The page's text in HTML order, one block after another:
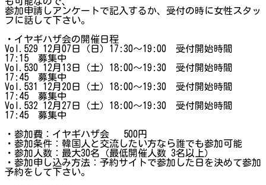
参加申請しアンケートで記入するか、受付の時に女性スタッ
フに話して下さい。
・イヤギハザ会の開催日程
Vol.529 12月07日（日）17:30～19:00 受付開始時間
17:15 募集中
Vol.530 12月13日（土）18:00～19:30 受付開始時間
17:45 募集中
Vol.531 12月20日（土）18:00～19:30 受付開始時間
17:45 募集中
Vol.532 12月27日（土）18:00～19:30 受付開始時間
17:45 募集中
・参加費：イヤギハザ会 500円
・参加条件：韓国人と交流したい方なら誰でも参加可能
・参加人数：最大30名（最低開催人数 3名以上）
・参加申し込み方法：予約サイトで参加した日を決めて参加
予約をして下さい。